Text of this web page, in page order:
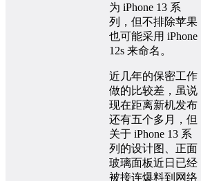
为 iPhone 13 系
列，但不排除苹果
也可能采用 iPhone
12s 来命名。
近几年的保密工作
做的比较差，虽说
现在距离新机发布
还有五个多月，但
关于 iPhone 13 系
列的设计图、正面
玻璃面板近日已经
被接连爆料到网络